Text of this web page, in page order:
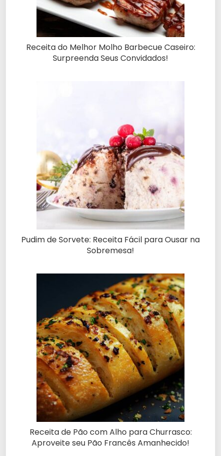
Receita do Melhor Molho Barbecue Caseiro:
Surpreenda Seus Convidados!
Pudim de Sorvete: Receita Fácil para Ousar na
Sobremesa!
Receita de Pão com Alho para Churrasco:
Aproveite seu Pão Francês Amanhecido!